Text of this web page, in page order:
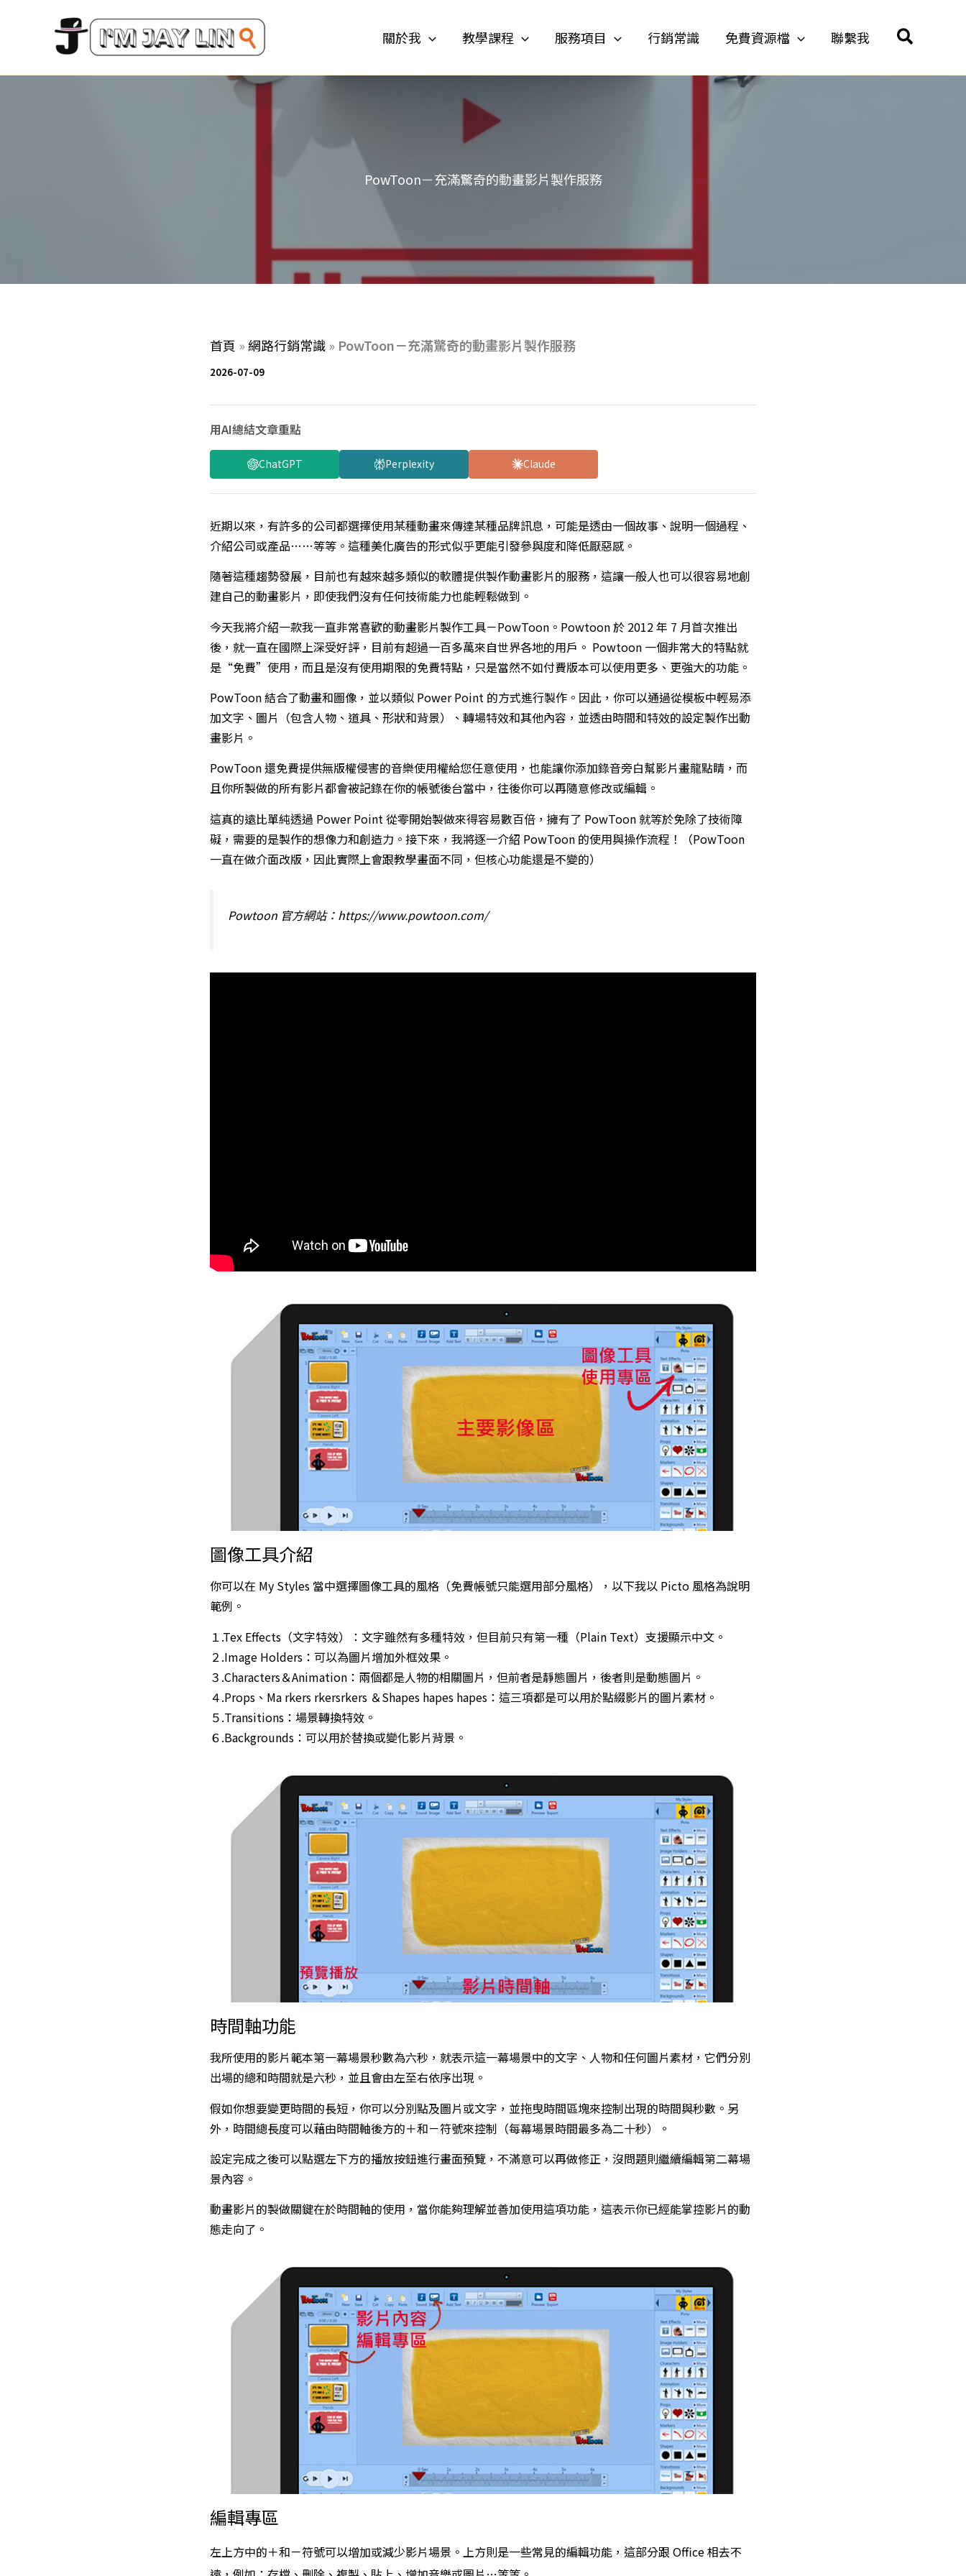
關於我 教學課程 服務項目 行銷常識 免費資源檔 聯繫我
搜
PowToon－充滿驚奇的動畫影片製作服務
首頁 »網路行銷常識 » PowToon－充滿驚奇的動畫影片製作服務
2026-07-09
用AI總結文章重點
ChatGPT Perplexity Claude
近期以來，有許多的公司都選擇使用某種動畫來傳達某種品牌訊息，可能是透由一個故事、說明一個過程、
介紹公司或產品……等等。這種美化廣告的形式似乎更能引發參與度和降低厭惡感。
隨著這種趨勢發展，目前也有越來越多類似的軟體提供製作動畫影片的服務，這讓一般人也可以很容易地創
建自己的動畫影片，即使我們沒有任何技術能力也能輕鬆做到。
今天我將介紹一款我一直非常喜歡的動畫影片製作工具－PowToon。Powtoon 於 2012 年 7 月首次推出
後，就一直在國際上深受好評，目前有超過一百多萬來自世界各地的用戶。 Powtoon 一個非常大的特點就
是“免費”使用，而且是沒有使用期限的免費特點，只是當然不如付費版本可以使用更多、更強大的功能。
PowToon 結合了動畫和圖像，並以類似 Power Point 的方式進行製作。因此，你可以通過從模板中輕易添
加文字、圖片（包含人物、道具、形狀和背景）、轉場特效和其他內容，並透由時間和特效的設定製作出動
畫影片。
PowToon 還免費提供無版權侵害的音樂使用權給您任意使用，也能讓你添加錄音旁白幫影片畫龍點睛，而
且你所製做的所有影片都會被記錄在你的帳號後台當中，往後你可以再隨意修改或編輯。
這真的遠比單純透過 Power Point 從零開始製做來得容易數百倍，擁有了 PowToon 就等於免除了技術障
礙，需要的是製作的想像力和創造力。接下來，我將逐一介紹 PowToon 的使用與操作流程！（PowToon
一直在做介面改版，因此實際上會跟教學畫面不同，但核心功能還是不變的）
Powtoon 官方網站： https://www.powtoon.com/
圖像工具介紹
你可以在 My Styles 當中選擇圖像工具的風格（免費帳號只能選用部分風格），以下我以 Picto 風格為說明
範例。
１.Tex Effects（文字特效）：文字雖然有多種特效，但目前只有第一種（Plain Text）支援顯示中文。
２.Image Holders：可以為圖片增加外框效果。
３.Characters＆Animation：兩個都是人物的相關圖片，但前者是靜態圖片，後者則是動態圖片。
４.Props、Ma rkers rkersrkers ＆Shapes hapes hapes：這三項都是可以用於點綴影片的圖片素材。
５.Transitions：場景轉換特效。
６.Backgrounds：可以用於替換或變化影片背景。
時間軸功能
我所使用的影片範本第一幕場景秒數為六秒，就表示這一幕場景中的文字、人物和任何圖片素材，它們分別
出場的總和時間就是六秒，並且會由左至右依序出現。
假如你想要變更時間的長短，你可以分別點及圖片或文字，並拖曳時間區塊來控制出現的時間與秒數。另
外，時間總長度可以藉由時間軸後方的＋和－符號來控制（每幕場景時間最多為二十秒）。
設定完成之後可以點選左下方的播放按鈕進行畫面預覽，不滿意可以再做修正，沒問題則繼續編輯第二幕場
景內容。
動畫影片的製做關鍵在於時間軸的使用，當你能夠理解並善加使用這項功能，這表示你已經能掌控影片的動
態走向了。
編輯專區
左上方中的＋和－符號可以增加或減少影片場景。上方則是一些常見的編輯功能，這部分跟 Office 相去不